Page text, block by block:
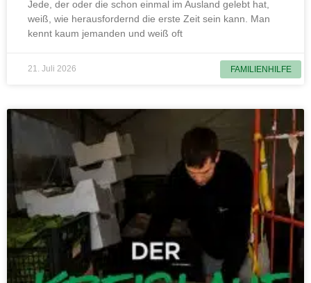
FAMILIENHILFE
Jede, der oder die schon einmal im Ausland gelebt hat,
weiß, wie herausfordernd die erste Zeit sein kann. Man
kennt kaum jemanden und weiß oft
21. Juli 2026